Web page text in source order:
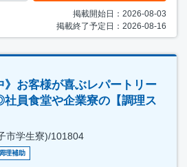
掲載開始日：2026-08-03
掲載終了予定日：2026-08-16
》お客様が喜ぶレパートリー
員食堂や企業寮の【調理ス
市学生寮)/101804
理補助